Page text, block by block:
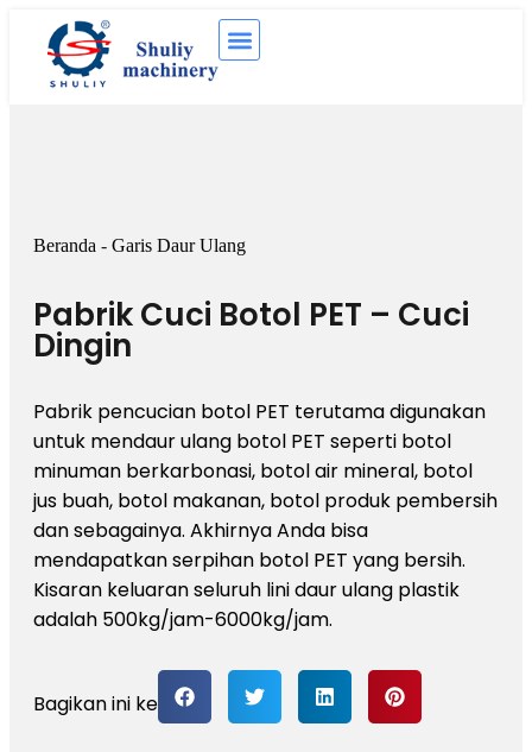
Beranda - Garis Daur Ulang
Pabrik Cuci Botol PET – Cuci
Dingin
Pabrik pencucian botol PET terutama digunakan
untuk mendaur ulang botol PET seperti botol
minuman berkarbonasi, botol air mineral, botol
jus buah, botol makanan, botol produk pembersih
dan sebagainya. Akhirnya Anda bisa
mendapatkan serpihan botol PET yang bersih.
Kisaran keluaran seluruh lini daur ulang plastik
adalah 500kg/jam-6000kg/jam.
Bagikan ini ke